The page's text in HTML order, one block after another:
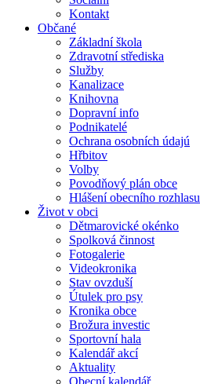
Kontakt
Občané
Základní škola
Zdravotní střediska
Služby
Kanalizace
Knihovna
Dopravní info
Podnikatelé
Ochrana osobních údajú
Hřbitov
Volby
Povodňový plán obce
Hlášení obecního rozhlasu
Život v obci
Dětmarovické okénko
Spolková činnost
Fotogalerie
Videokronika
Stav ovzduší
Útulek pro psy
Kronika obce
Brožura investic
Sportovní hala
Kalendář akcí
Aktuality
Obecní kalendář